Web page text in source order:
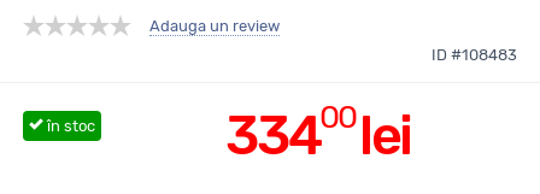
Adauga un review
ID #108483
33400lei
în stoc